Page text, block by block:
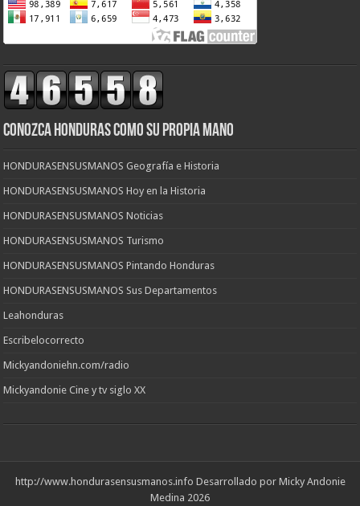
CONOZCA HONDURAS COMO SU PROPIA MANO
HONDURASENSUSMANOS Geografía e Historia
HONDURASENSUSMANOS Hoy en la Historia
HONDURASENSUSMANOS Noticias
HONDURASENSUSMANOS Turismo
HONDURASENSUSMANOS Pintando Honduras
HONDURASENSUSMANOS Sus Departamentos
Leahonduras
Escribelocorrecto
Mickyandoniehn.com/radio
Mickyandonie Cine y tv siglo XX
http://www.hondurasensusmanos.info Desarrollado por Micky Andonie
Medina 2026